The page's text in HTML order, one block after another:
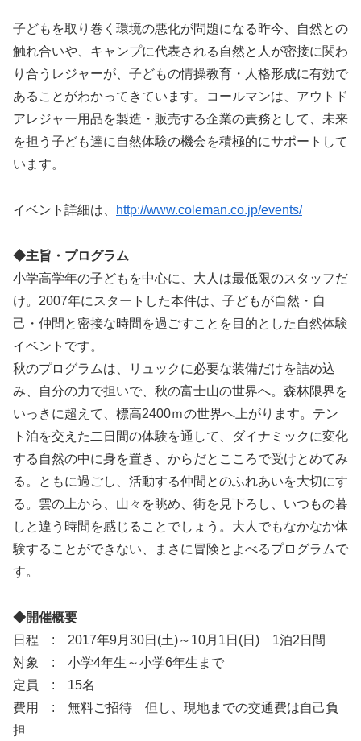
子どもを取り巻く環境の悪化が問題になる昨今、自然との
触れ合いや、キャンプに代表される自然と人が密接に関わ
り合うレジャーが、子どもの情操教育・人格形成に有効で
あることがわかってきています。コールマンは、アウトド
アレジャー用品を製造・販売する企業の責務として、未来
を担う子ども達に自然体験の機会を積極的にサポートして
います。
イベント詳細は、 http://www.coleman.co.jp/events/
◆主旨・プログラム
小学高学年の子どもを中心に、大人は最低限のスタッフだ
け。2007年にスタートした本件は、子どもが自然・自
己・仲間と密接な時間を過ごすことを目的とした自然体験
イベントです。
秋のプログラムは、リュックに必要な装備だけを詰め込
み、自分の力で担いで、秋の富士山の世界へ。森林限界を
いっきに超えて、標高2400ｍの世界へ上がります。テン
ト泊を交えた二日間の体験を通して、ダイナミックに変化
する自然の中に身を置き、からだとこころで受けとめてみ
る。ともに過ごし、活動する仲間とのふれあいを大切にす
る。雲の上から、山々を眺め、街を見下ろし、いつもの暮
しと違う時間を感じることでしょう。大人でもなかなか体
験することができない、まさに冒険とよべるプログラムで
す。
◆開催概要
日程 : 2017年9月30日(土)～10月1日(日) 1泊2日間
対象 : 小学4年生～小学6年生まで
定員 : 15名
費用 : 無料ご招待 但し、現地までの交通費は自己負
担